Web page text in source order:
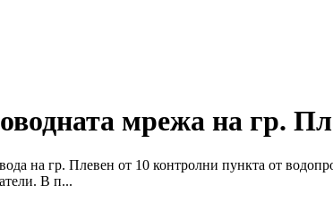
мрежа на гр.
на гр. Плевен от 10 контролни пункта от
В п...